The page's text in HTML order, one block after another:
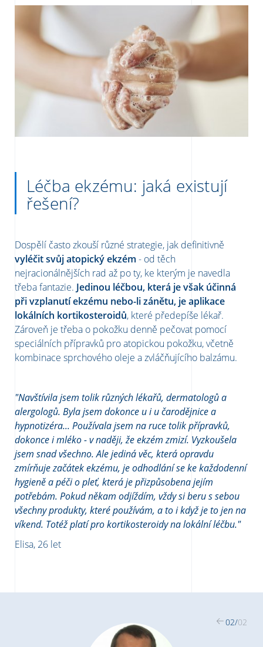
Léčba ekzému: jaká existují
řešení?
Dospělí často zkouší různé strategie, jak definitivně
vyléčit svůj atopický ekzém - od těch
nejracionálnějších rad až po ty, ke kterým je navedla
třeba fantazie. Jedinou léčbou, která je však účinná
při vzplanutí ekzému nebo-li zánětu, je aplikace
lokálních kortikosteroidů, které předepíše lékař.
Zároveň je třeba o pokožku denně pečovat pomocí
speciálních přípravků pro atopickou pokožku, včetně
kombinace sprchového oleje a zvláčňujícího balzámu.
"Navštívila jsem tolik různých lékařů, dermatologů a
alergologů. Byla jsem dokonce u i u čarodějnice a
hypnotizéra... Používala jsem na ruce tolik přípravků,
dokonce i mléko - v naději, že ekzém zmizí. Vyzkoušela
jsem snad všechno. Ale jediná věc, která opravdu
zmírňuje začátek ekzému, je odhodlání se ke každodenní
hygieně a péči o pleť, která je přizpůsobena jejím
potřebám. Pokud někam odjíždím, vždy si beru s sebou
všechny produkty, které používám, a to i když je to jen na
víkend. Totéž platí pro kortikosteroidy na lokální léčbu."
Elisa, 26 let
02/02